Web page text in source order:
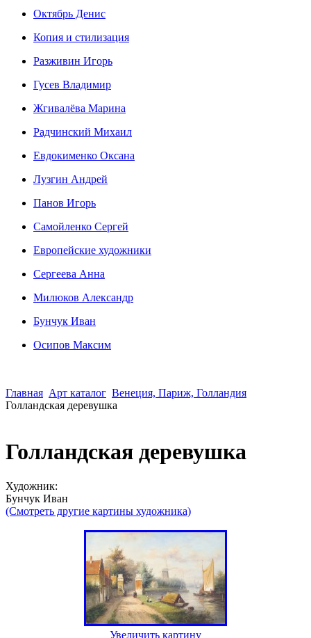
Октябрь Денис
Копия и стилизация
Разживин Игорь
Гусев Владимир
Жгивалёва Марина
Радчинский Михаил
Евдокименко Оксана
Лузгин Андрей
Панов Игорь
Сaмoйленко Сергей
Европейские художники
Сергеева Анна
Милюков Александр
Бунчук Иван
Осипoв Максим
Главная Арт каталог Венеция, Париж, Голландия
Голландская деревушка
Голландская деревушка
Художник:
Бунчук Иван
(Смотреть другие картины художника)
Увеличить картину